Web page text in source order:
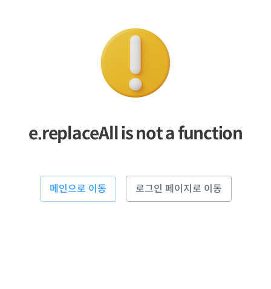
e.replaceAll is not a function
메인으로 이동 로그인 페이지로 이동